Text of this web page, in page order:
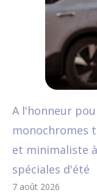
A l'honneur
monochromes
et minimaliste
spéciales d'été
7 août 2026